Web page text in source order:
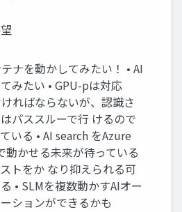
ナを動かしてみたい！ • AI
みたい • GPU-pは対応
ればならないが、認識さ
パススルーで行 けるので
いる • AI search をAzure
動かせる未来が待っている
トをか なり抑えられる可
• SLMを複数動かすAIオー
ションができるかも